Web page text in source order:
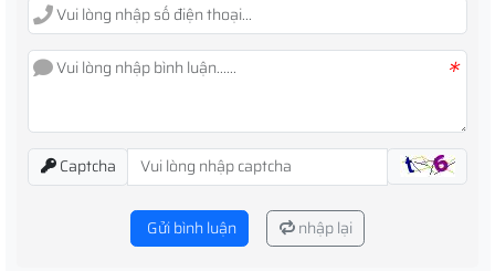
*
Captcha
Gửi bình luận nhập lại